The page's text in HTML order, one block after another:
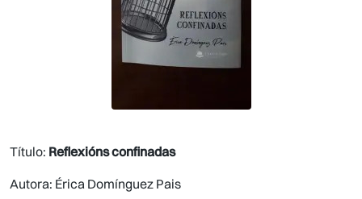
Título: Reflexións confinadas
Autora: Érica Domínguez Pais